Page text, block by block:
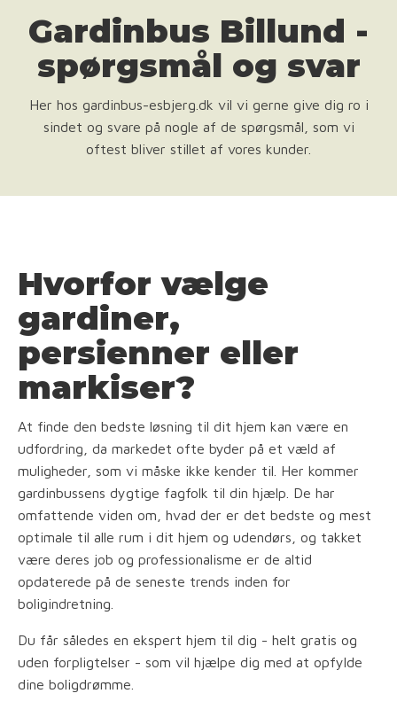
Gardinbus Billund -
spørgsmål og svar
Her hos gardinbus-esbjerg.dk vil vi gerne give dig ro i
sindet og svare på nogle af de spørgsmål, som vi
oftest bliver stillet af vores kunder.
Hvorfor vælge
gardiner,
persienner eller
markiser?
At finde den bedste løsning til dit hjem kan være en
udfordring, da markedet ofte byder på et væld af
muligheder, som vi måske ikke kender til. Her kommer
gardinbussens dygtige fagfolk til din hjælp. De har
omfattende viden om, hvad der er det bedste og mest
optimale til alle rum i dit hjem og udendørs, og takket
være deres job og professionalisme er de altid
opdaterede på de seneste trends inden for
boligindretning.
Du får således en ekspert hjem til dig - helt gratis og
uden forpligtelser - som vil hjælpe dig med at opfylde
dine boligdrømme.